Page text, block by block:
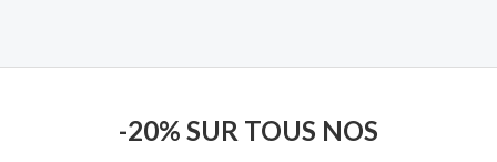
-20% SUR TOUS NOS